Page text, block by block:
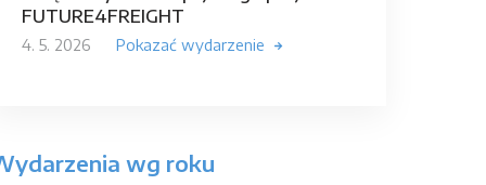
FUTURE4FREIGHT
4. 5. 2026 Pokazać wydarzenie
wg roku